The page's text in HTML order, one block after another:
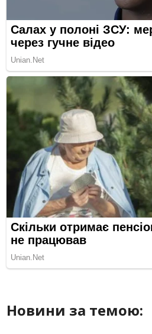
Новини за темою: